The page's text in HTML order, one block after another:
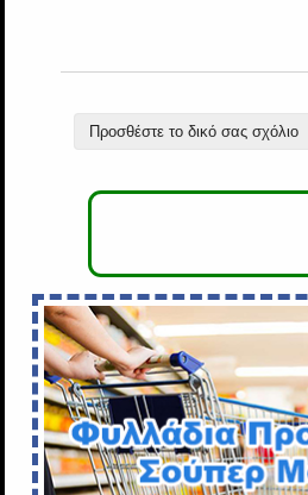
Προσθέστε το δικό σας σχόλιο